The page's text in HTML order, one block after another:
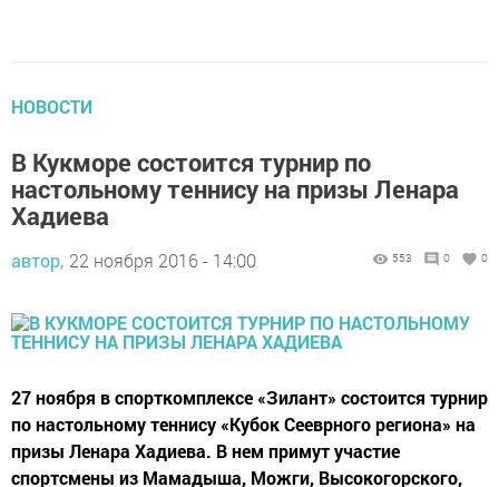
НОВОСТИ
В Кукморе состоится турнир по
настольному теннису на призы Ленара
Хадиева
автор, 22 ноября 2016 - 14:00 553 0 0
27 ноября в спорткомплексе «Зилант» состоится турнир
по настольному теннису «Кубок Сееврного региона» на
призы Ленара Хадиева. В нем примут участие
спортсмены из Мамадыша, Можги, Высокогорского,